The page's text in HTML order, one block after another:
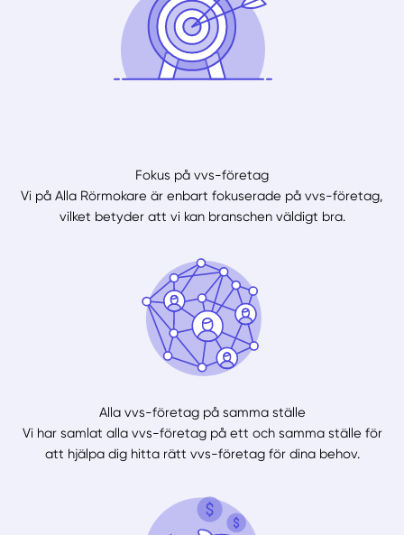
Fokus på vvs-företag
Vi på Alla Rörmokare är enbart fokuserade på vvs-företag,
vilket betyder att vi kan branschen väldigt bra.
Alla vvs-företag på samma ställe
Vi har samlat alla vvs-företag på ett och samma ställe för
att hjälpa dig hitta rätt vvs-företag för dina behov.